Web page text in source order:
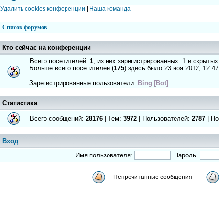
Удалить cookies конференции Наша команда
Список форумов
Кто сейчас на конференции
Всего посетителей: 1, из них зарегистрированных: 1 и
Больше всего посетителей (175) здесь было 23 ноя 2012, 12:47
Зарегистрированные пользователи: Bing [Bot]
Статистика
Всего сообщений: 28176 | Тем: 3972 | Пользователей: 2787 |
Вход
Имя пользователя:
Пароль:
Непрочитанные сообщения